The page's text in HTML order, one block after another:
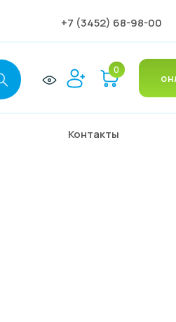
+7 (3452) 68-98-00
Контакты
0